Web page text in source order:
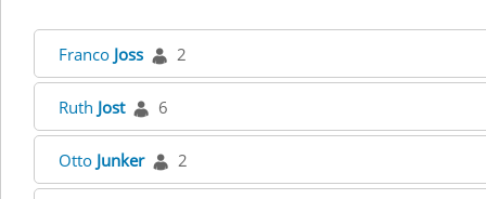
Franco Joss 2
Ruth Jost 6
Otto Junker 2